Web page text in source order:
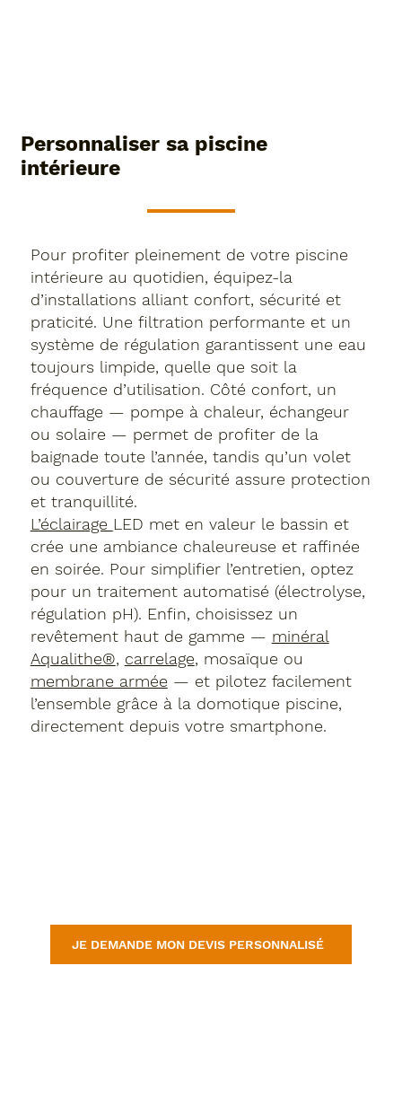
Personnaliser sa piscine
intérieure
Pour profiter pleinement de votre piscine
intérieure au quotidien, équipez-la
d’installations alliant confort, sécurité et
praticité. Une filtration performante et un
système de régulation garantissent une eau
toujours limpide, quelle que soit la
fréquence d’utilisation. Côté confort, un
chauffage — pompe à chaleur, échangeur
ou solaire — permet de profiter de la
baignade toute l’année, tandis qu’un volet
ou couverture de sécurité assure protection
et tranquillité.
L’éclairage LED met en valeur le bassin et
crée une ambiance chaleureuse et raffinée
en soirée. Pour simplifier l’entretien, optez
pour un traitement automatisé (électrolyse,
régulation pH). Enfin, choisissez un
revêtement haut de gamme — minéral
Aqualithe®, carrelage, mosaïque ou
membrane armée — et pilotez facilement
l’ensemble grâce à la domotique piscine,
directement depuis votre smartphone.
JE DEMANDE MON DEVIS PERSONNALISÉ